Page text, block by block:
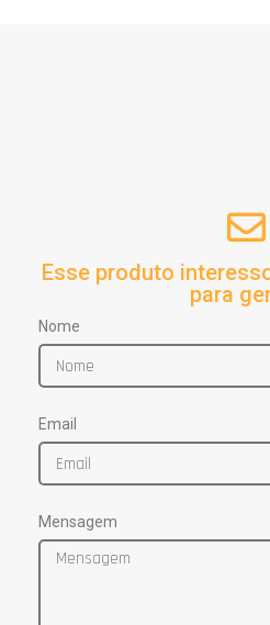
Esse produto
para
Nome
Email
Mensagem